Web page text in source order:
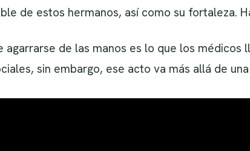
de estos hermanos, así como su fortaleza.
agarrarse de las manos es lo que los
sin embargo, ese acto va más allá de